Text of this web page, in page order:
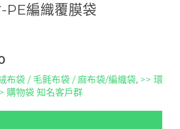
PE編織覆膜袋
布袋 / 毛氈布袋 / 麻布袋/編織袋, >> 環
購物袋 知名客戶群